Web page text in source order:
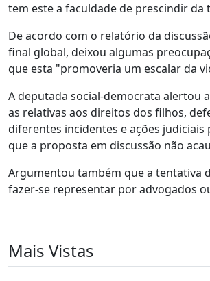
tem este a faculdade de prescindir da
De acordo com o relatório da
final global, deixou algumas
que esta "promoveria um escalar da
A deputada social-democrata alertou
as relativas aos direitos dos filhos,
diferentes incidentes e ações
que a proposta em discussão não
Argumentou também que a tentativa
fazer-se representar por advogados
Mais Vistas